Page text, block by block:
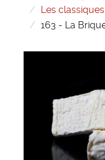
Les classiques
163 - La